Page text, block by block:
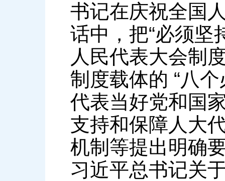
书记在庆祝全国
话中，把“必须坚
人民代表大会制
制度载体的 “八
代表当好党和国
支持和保障人大
机制等提出明确
习近平总书记关